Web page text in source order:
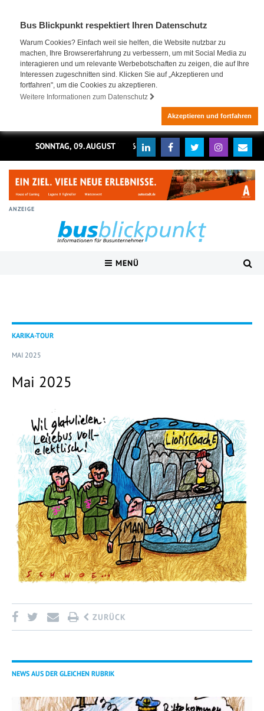
Bus Blickpunkt respektiert Ihren Datenschutz
Warum Cookies? Einfach weil sie helfen, die Website nutzbar zu
machen, Ihre Browsererfahrung zu verbessern, um mit Social Media zu
interagieren und um relevante Werbebotschaften zu zeigen, die auf Ihre
Interessen zugeschnitten sind. Klicken Sie auf „Akzeptieren und
fortfahren", um die Cookies zu akzeptieren.
Weitere Informationen zum Datenschutz
Akzeptieren und fortfahren
SONNTAG, 09. AUGUST 2026
ANZEIGE
MENÜ
KARIKA-TOUR
MAI 2025
Mai 2025
ZURÜCK
NEWS AUS DER GLEICHEN RUBRIK